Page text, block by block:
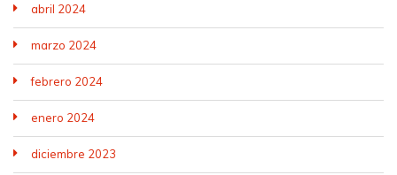
abril 2024
marzo 2024
febrero 2024
enero 2024
diciembre 2023